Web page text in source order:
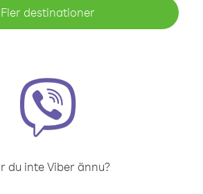
Fler destinationer
du inte Viber ännu?